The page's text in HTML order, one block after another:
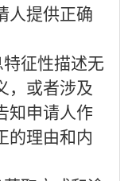
人提供正确
征性描述无
，或者涉及
知申请人作
的理由和内